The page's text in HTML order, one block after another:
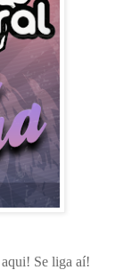
Se liga aí!